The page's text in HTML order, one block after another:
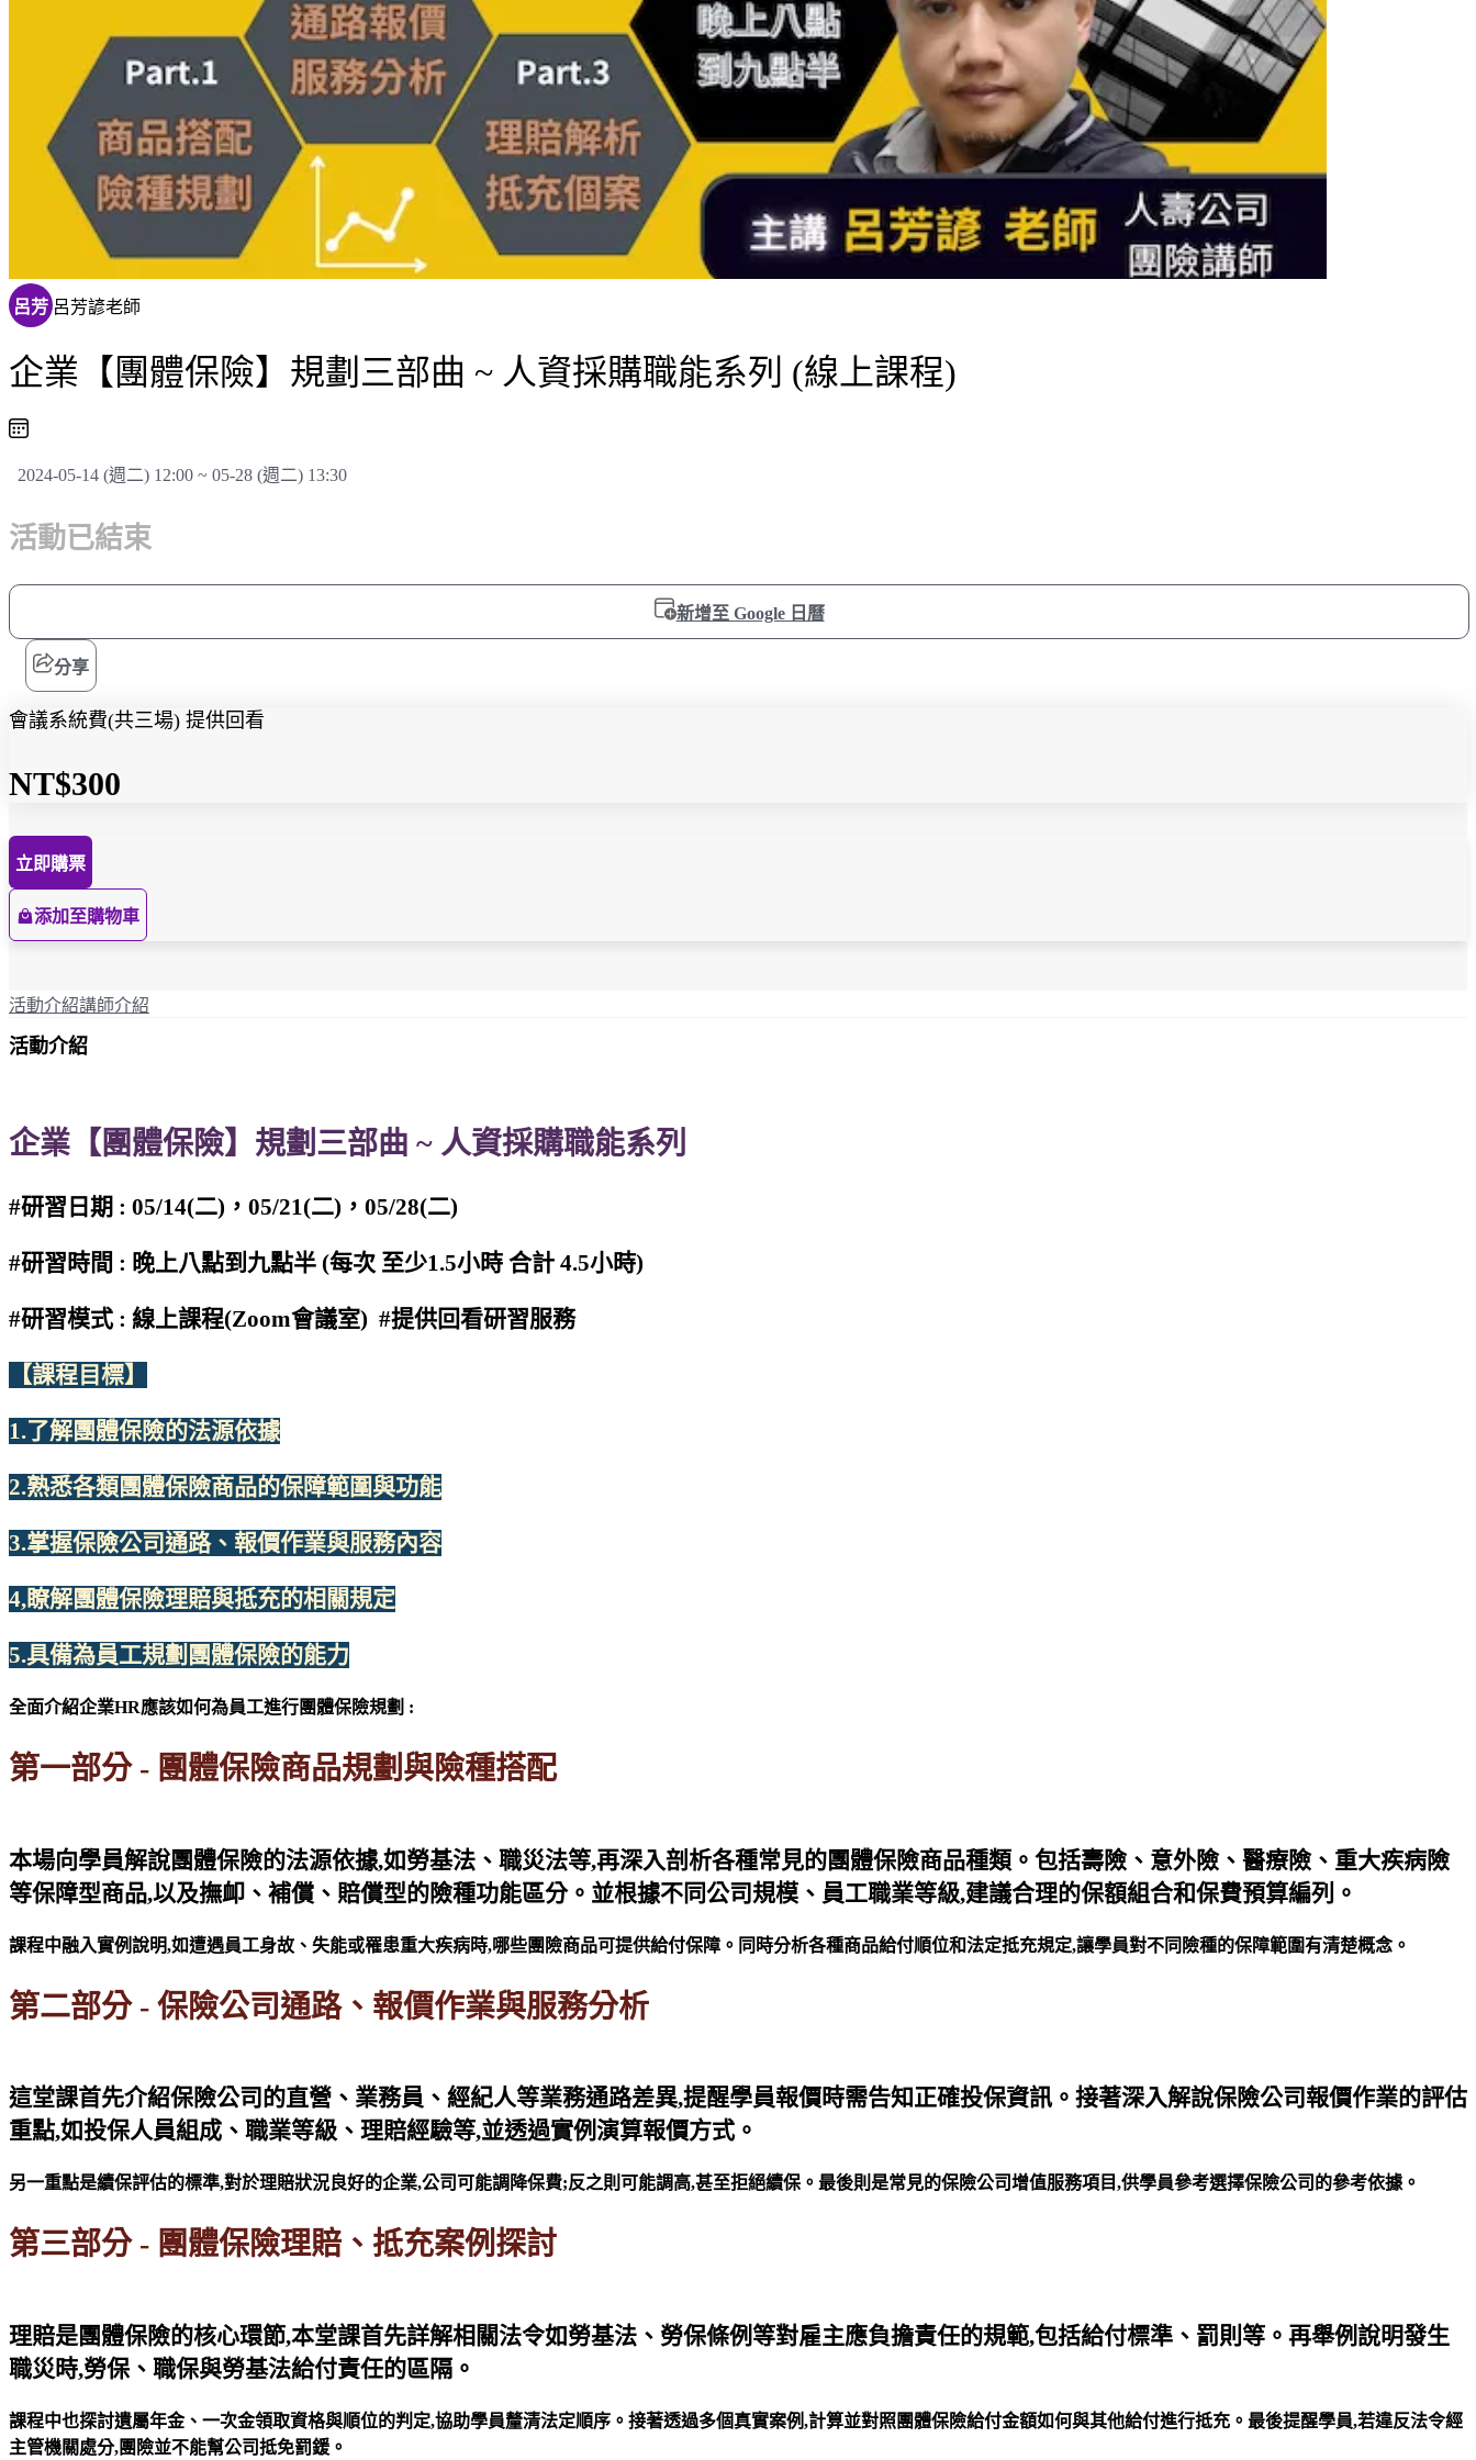
呂芳 呂芳諺老師
企業【團體保險】規劃三部曲 ~ 人資採購職能系列 (線上課程)
2024-05-14 (週二) 12:00 ~ 05-28 (週二) 13:30
活動已結束
新增至 Google 日曆
分享
會議系統費(共三場) 提供回看
NT$300
立即購票
添加至購物車
活動介紹講師介紹
活動介紹
企業【團體保險】規劃三部曲 ~ 人資採購職能系列
#研習日期 : 05/14(二)，05/21(二)，05/28(二)
#研習時間 : 晚上八點到九點半 (每次 至少1.5小時 合計 4.5小時)
#研習模式 : 線上課程(Zoom會議室) #提供回看研習服務
【課程目標】
1.了解團體保險的法源依據
2.熟悉各類團體保險商品的保障範圍與功能
3.掌握保險公司通路、報價作業與服務內容
4,瞭解團體保險理賠與抵充的相關規定
5.具備為員工規劃團體保險的能力
全面介紹企業HR應該如何為員工進行團體保險規劃 :
第一部分 - 團體保險商品規劃與險種搭配
本場向學員解說團體保險的法源依據,如勞基法、職災法等,再深入剖析各種常見的團體保險商品種類。包括壽險、意外險、醫療險、重大疾病險
等保障型商品,以及撫卹、補償、賠償型的險種功能區分。並根據不同公司規模、員工職業等級,建議合理的保額組合和保費預算編列。
課程中融入實例說明,如遭遇員工身故、失能或罹患重大疾病時,哪些團險商品可提供給付保障。同時分析各種商品給付順位和法定抵充規定,讓學員對不同險種的保障範圍有清楚概念。
第二部分 - 保險公司通路、報價作業與服務分析
這堂課首先介紹保險公司的直營、業務員、經紀人等業務通路差異,提醒學員報價時需告知正確投保資訊。接著深入解說保險公司報價作業的評估
重點,如投保人員組成、職業等級、理賠經驗等,並透過實例演算報價方式。
另一重點是續保評估的標準,對於理賠狀況良好的企業,公司可能調降保費;反之則可能調高,甚至拒絕續保。最後則是常見的保險公司增值服務項目,供學員參考選擇保險公司的參考依據。
第三部分 - 團體保險理賠、抵充案例探討
理賠是團體保險的核心環節,本堂課首先詳解相關法令如勞基法、勞保條例等對雇主應負擔責任的規範,包括給付標準、罰則等。再舉例說明發生
職災時,勞保、職保與勞基法給付責任的區隔。
課程中也探討遺屬年金、一次金領取資格與順位的判定,協助學員釐清法定順序。接著透過多個真實案例,計算並對照團體保險給付金額如何與其他給付進行抵充。最後提醒學員,若違反法令經
主管機關處分,團險並不能幫公司抵免罰鍰。